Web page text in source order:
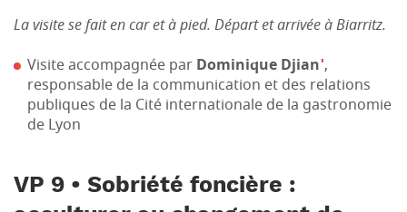
La visite se fait en car et à pied. Départ et arrivée à Biarritz.
Visite accompagnée par Dominique Djian',
responsable de la communication et des relations
publiques de la Cité internationale de la gastronomie
de Lyon
VP 9 • Sobriété foncière :